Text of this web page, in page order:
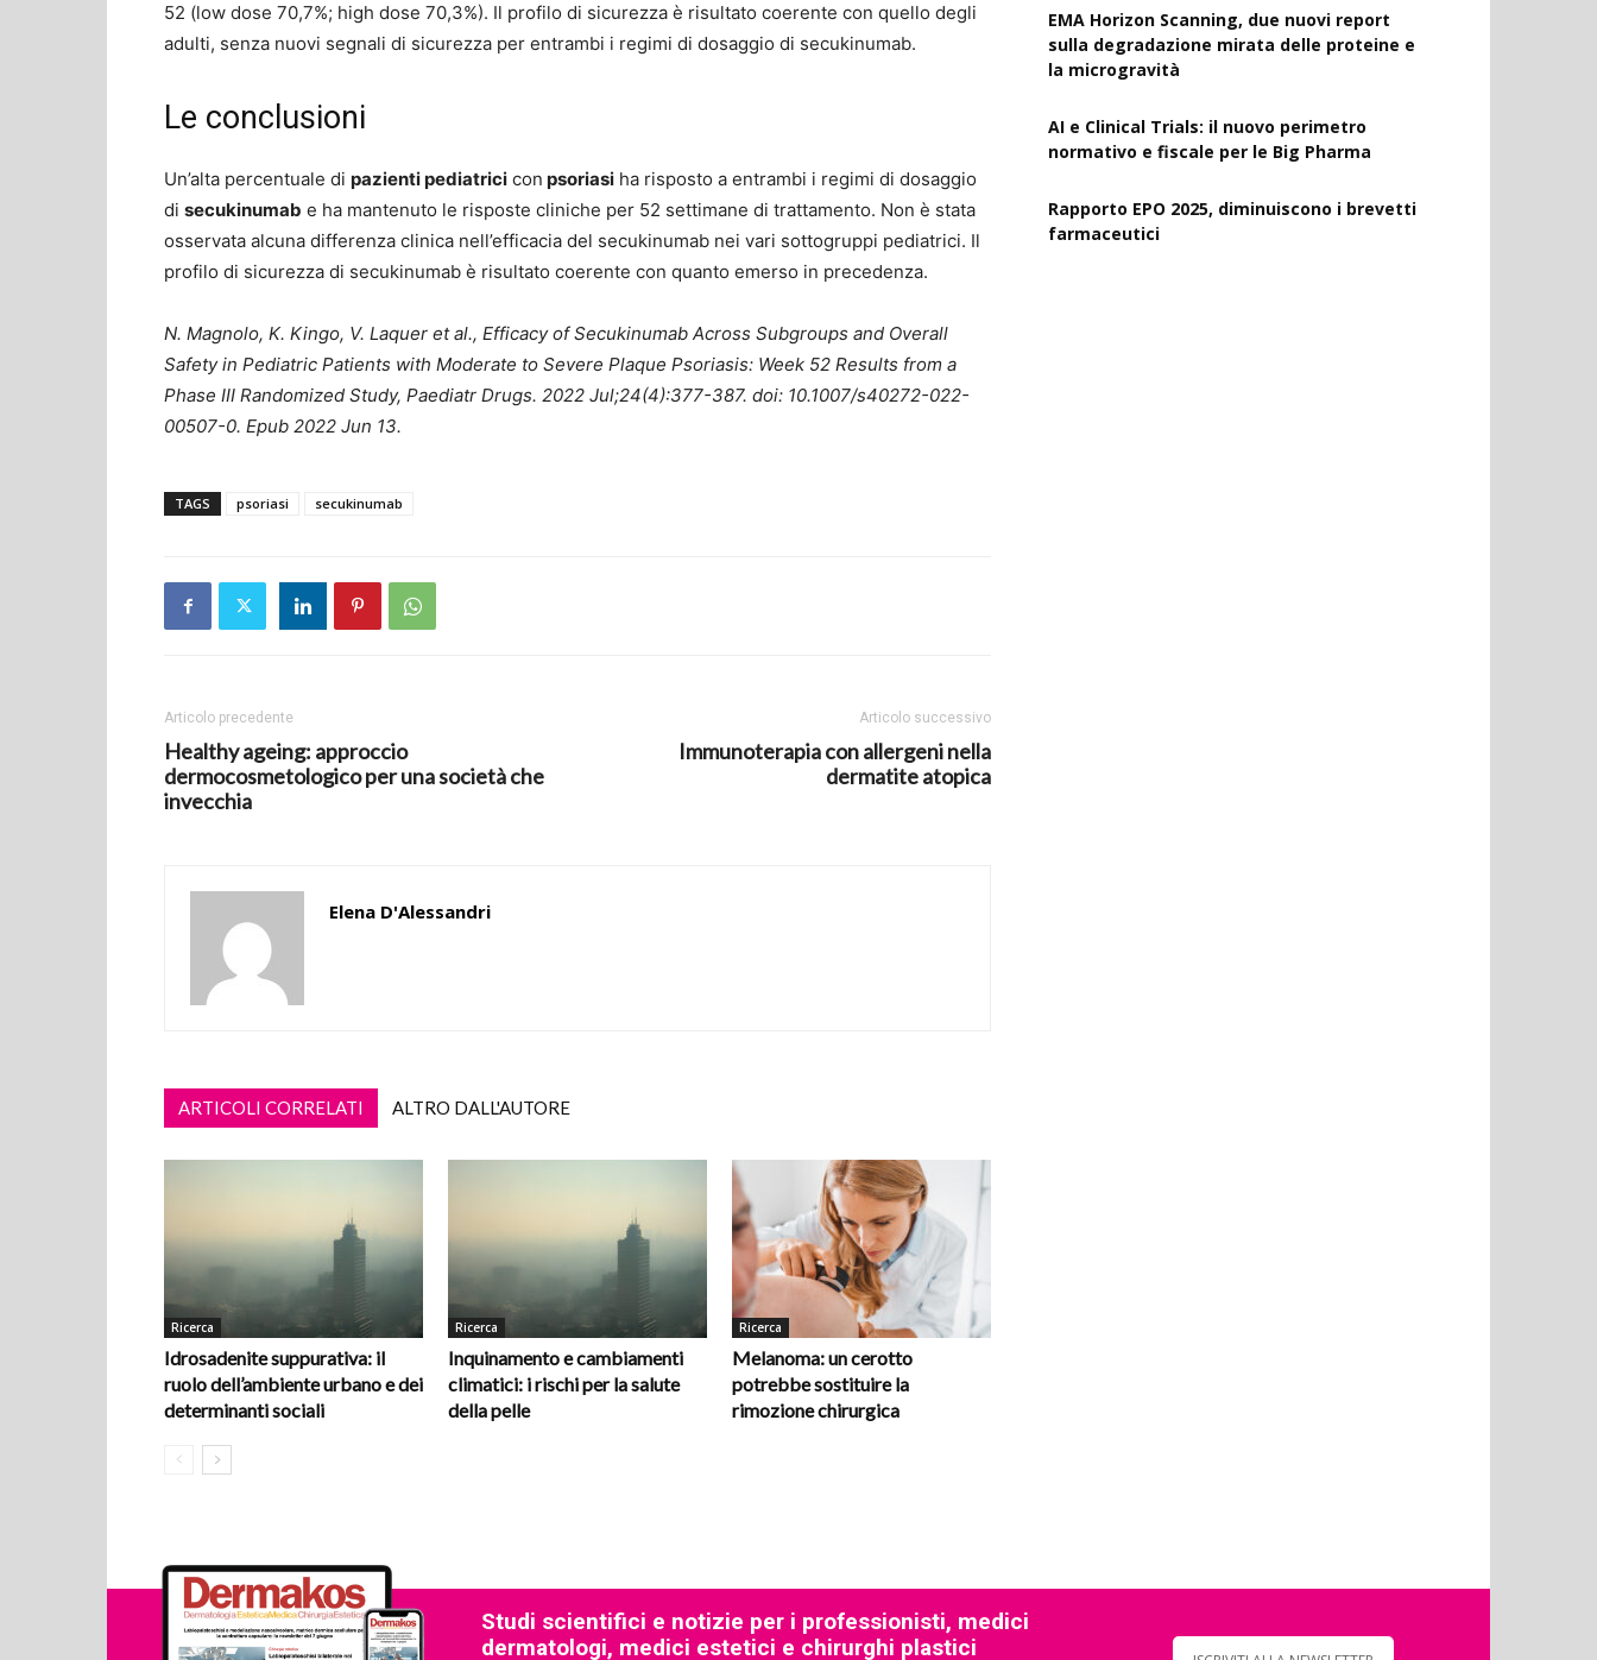
52 (low dose 70,7%; high dose 70,3%). Il profilo di sicurezza è risultato coerente con quello degli
adulti, senza nuovi segnali di sicurezza per entrambi i regimi di dosaggio di secukinumab.
Le conclusioni
Un’alta percentuale di pazienti pediatrici con psoriasi ha risposto a entrambi i regimi di dosaggio
di secukinumab e ha mantenuto le risposte cliniche per 52 settimane di trattamento. Non è stata
osservata alcuna differenza clinica nell’efficacia del secukinumab nei vari sottogruppi pediatrici. Il
profilo di sicurezza di secukinumab è risultato coerente con quanto emerso in precedenza.
N. Magnolo, K. Kingo, V. Laquer et al., Efficacy of Secukinumab Across Subgroups and Overall
Safety in Pediatric Patients with Moderate to Severe Plaque Psoriasis: Week 52 Results from a
Phase III Randomized Study, Paediatr Drugs. 2022 Jul;24(4):377-387. doi: 10.1007/s40272-022-
00507-0. Epub 2022 Jun 13.
TAGS psoriasi secukinumab
Articolo precedente
Healthy ageing: approccio
dermocosmetologico per una società che
invecchia
Articolo successivo
Immunoterapia con allergeni nella
dermatite atopica
Elena D'Alessandri
ARTICOLI CORRELATI ALTRO DALL'AUTORE
Ricerca
Idrosadenite suppurativa: il
ruolo dell’ambiente urbano e dei
determinanti sociali
Ricerca
Inquinamento e cambiamenti
climatici: i rischi per la salute
della pelle
Ricerca
Melanoma: un cerotto
potrebbe sostituire la
rimozione chirurgica
EMA Horizon Scanning, due nuovi report
sulla degradazione mirata delle proteine e
la microgravità
AI e Clinical Trials: il nuovo perimetro
normativo e fiscale per le Big Pharma
Rapporto EPO 2025, diminuiscono i brevetti
farmaceutici
Studi scientifici e notizie per i professionisti, medici
dermatologi, medici estetici e chirurghi plastici